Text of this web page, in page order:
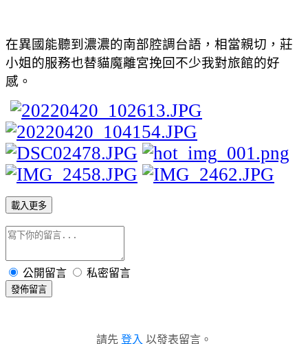
在異國能聽到濃濃的南部腔調台語，相當親切，莊
小姐的服務也替貓魔離宮挽回不少我對旅館的好
感。
載入更多
公開留言 私密留言
發佈留言
請先 登入 以發表留言。